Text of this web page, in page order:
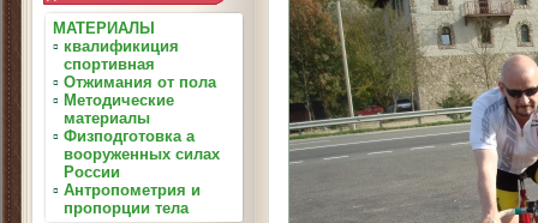
МАТЕРИАЛЫ
▫ квалификиция
спортивная
▫ Отжимания от пола
▫ Методические
материалы
▫ Физподготовка а
вооруженных силах
России
▫ Антропометрия и
пропорции тела